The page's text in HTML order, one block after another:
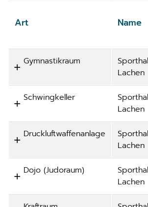
Art Name
Gymnastikraum
Lachen
Schwingkeller
Lachen
Druckluftwaffenanlage
Lachen
Dojo (Judoraum)
Lachen